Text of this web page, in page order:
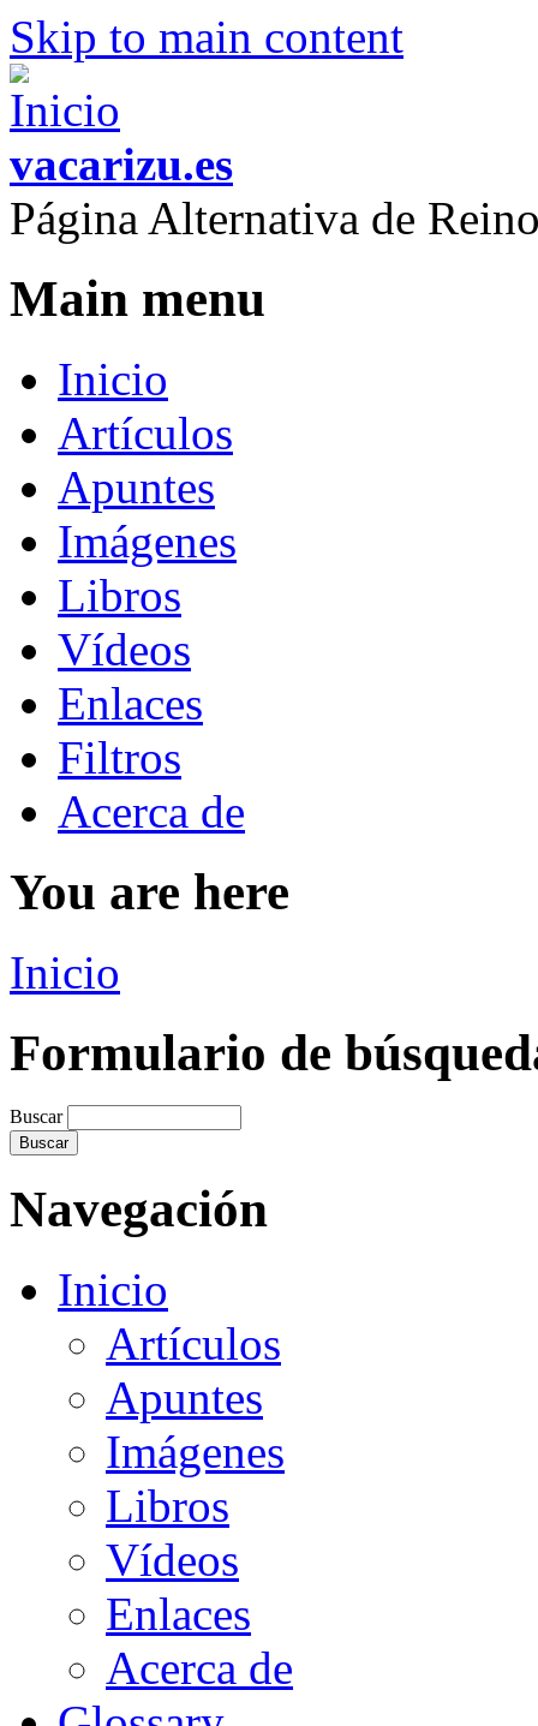
Skip to main content
vacarizu.es
Página Alternativa de
Main menu
Inicio
Artículos
Apuntes
Imágenes
Libros
Vídeos
Enlaces
Filtros
Acerca de
You are here
Inicio
Formulario de
Buscar
Navegación
Inicio
Artículos
Apuntes
Imágenes
Libros
Vídeos
Enlaces
Acerca de